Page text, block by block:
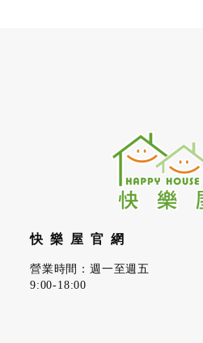
快樂屋官網
營業時間：週一至週五
9:00-18:00